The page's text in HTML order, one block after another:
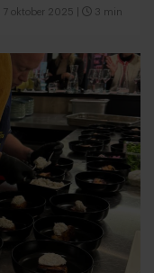
7 oktober 2025 3 min